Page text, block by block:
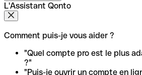
L'Assistant Qonto
Comment puis-je vous aider ?
"Quel compte pro est le plus
?"
"Puis-je ouvrir un compte en